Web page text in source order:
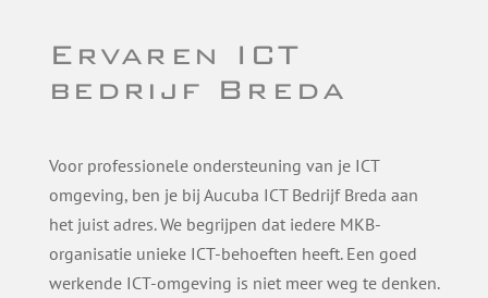
Ervaren ICT
bedrijf Breda
Voor professionele ondersteuning van je ICT
omgeving, ben je bij Aucuba ICT Bedrijf Breda aan
het juist adres. We begrijpen dat iedere MKB-
organisatie unieke ICT-behoeften heeft. Een goed
werkende ICT-omgeving is niet meer weg te denken.